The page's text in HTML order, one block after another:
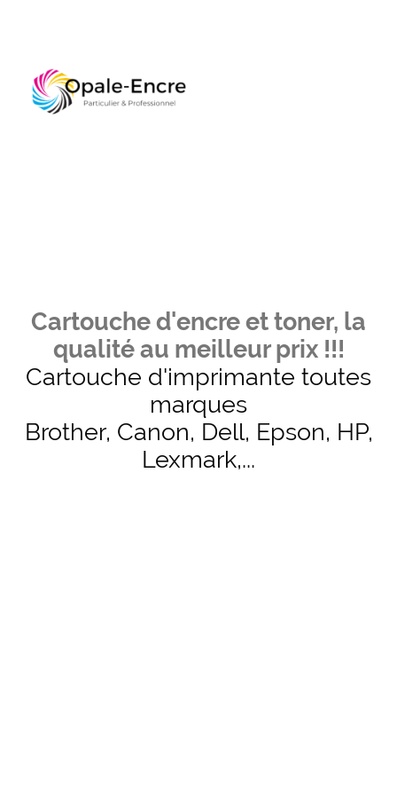
Cartouche d'encre et toner, la
qualité au meilleur prix !!!
Cartouche d'imprimante toutes
marques
Brother, Canon, Dell, Epson, HP,
Lexmark,...